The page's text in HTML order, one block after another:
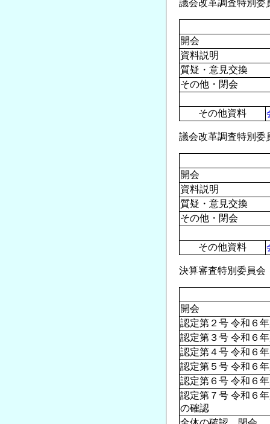
議会改革調査特別委
開会
資料説明
質疑・意見交換
その他・閉会
その他資料
議会改革調査特別委
開会
資料説明
質疑・意見交換
その他・閉会
その他資料
決算審査特別委員会
開会
認定第２号 令和６
認定第３号 令和６
認定第４号 令和６
認定第５号 令和６
認定第６号 令和６
認定第７号 令和６
の確認